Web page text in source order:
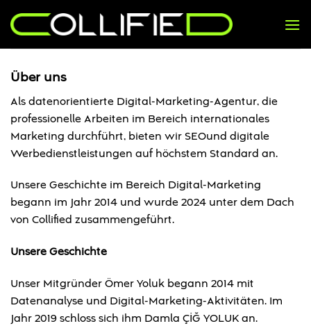
Inhalt
Über uns
Als datenorientierte Digital-Marketing-Agentur, die
professionelle Arbeiten im Bereich internationales
Marketing durchführt, bieten wir SEOund digitale
Werbedienstleistungen auf höchstem Standard an.
Unsere Geschichte im Bereich Digital-Marketing
begann im Jahr 2014 und wurde 2024 unter dem Dach
von Collified zusammengeführt.
Unsere Geschichte
Unser Mitgründer Ömer Yoluk begann 2014 mit
Datenanalyse und Digital-Marketing-Aktivitäten. Im
Jahr 2019 schloss sich ihm Damla ÇİĞ YOLUK an.